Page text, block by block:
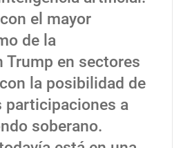
el mayor
de la
en sectores
la posibilidad de
participaciones a
soberano.